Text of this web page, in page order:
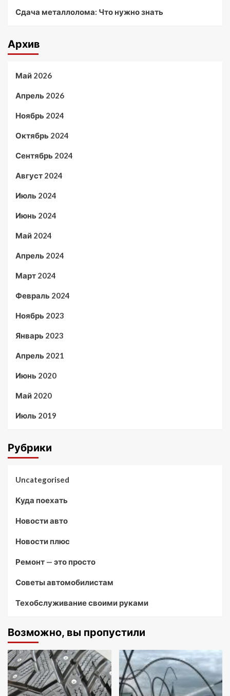
Сдача металлолома: Что нужно знать
Архив
Май 2026
Апрель 2026
Ноябрь 2024
Октябрь 2024
Сентябрь 2024
Август 2024
Июль 2024
Июнь 2024
Май 2024
Апрель 2024
Март 2024
Февраль 2024
Ноябрь 2023
Январь 2023
Апрель 2021
Июнь 2020
Май 2020
Июль 2019
Рубрики
Uncategorised
Куда поехать
Новости авто
Новости плюс
Ремонт — это просто
Советы автомобилистам
Техобслуживание своими руками
Возможно, вы пропустили